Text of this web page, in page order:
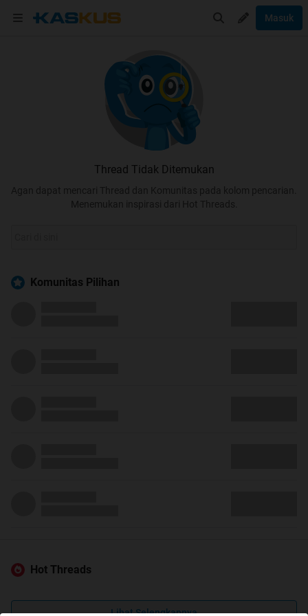
Masuk
Thread Tidak Ditemukan
Agan dapat mencari Thread dan Komunitas pada kolom pencarian.
Menemukan inspirasi dari Hot Threads.
Komunitas Pilihan
Hot Threads
Lihat Selengkapnya